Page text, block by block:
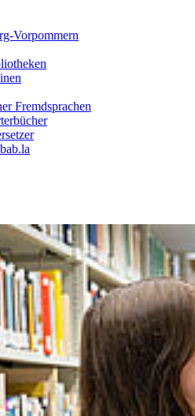
Vorpommern
Fremdsprachen